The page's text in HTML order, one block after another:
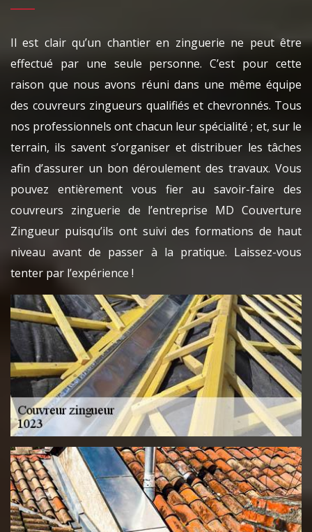
Il est clair qu’un chantier en zinguerie ne peut être
effectué par une seule personne. C’est pour cette
raison que nous avons réuni dans une même équipe
des couvreurs zingueurs qualifiés et chevronnés. Tous
nos professionnels ont chacun leur spécialité ; et, sur le
terrain, ils savent s’organiser et distribuer les tâches
afin d’assurer un bon déroulement des travaux. Vous
pouvez entièrement vous fier au savoir-faire des
couvreurs zinguerie de l’entreprise MD Couverture
Zingueur puisqu’ils ont suivi des formations de haut
niveau avant de passer à la pratique. Laissez-vous
tenter par l’expérience !